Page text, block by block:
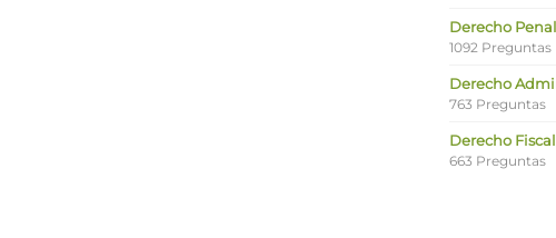
Derecho Penal
1092 Preguntas
Derecho
763 Preguntas
Derecho Fiscal
663 Preguntas